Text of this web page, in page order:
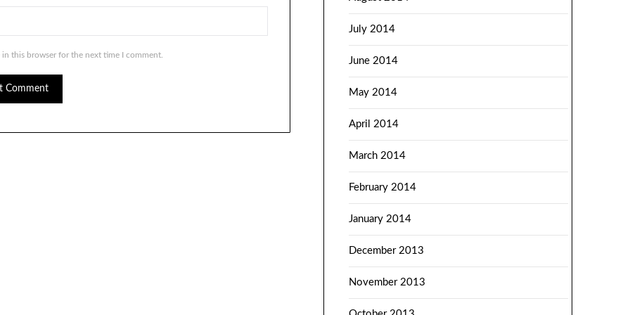
in this browser for the next time I comment.
July 2014
June 2014
May 2014
April 2014
March 2014
February 2014
January 2014
December 2013
November 2013